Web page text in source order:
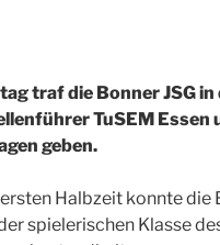
traf die Bonner JSG
TuSEM Essen
geben.
Halbzeit konnte die
spielerischen Klasse